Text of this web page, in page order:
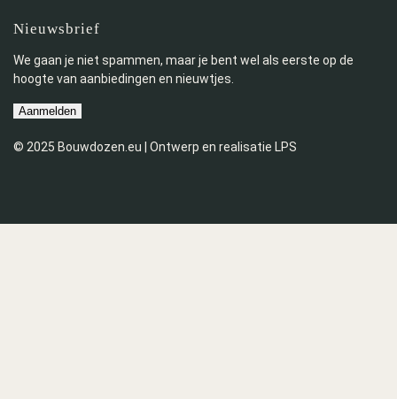
Nieuwsbrief
We gaan je niet spammen, maar je bent wel als eerste op de
hoogte van aanbiedingen en nieuwtjes.
Aanmelden
© 2025 Bouwdozen.eu | Ontwerp en realisatie LPS